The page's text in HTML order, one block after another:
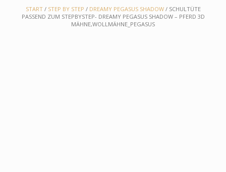
START/ STEP BY STEP / DREAMY PEGASUS SHADOW/ SCHULTÜTE
PASSEND ZUM STEPBYSTEP- DREAMY PEGASUS SHADOW – PFERD 3D
MÄHNE,WOLLMÄHNE_PEGASUS